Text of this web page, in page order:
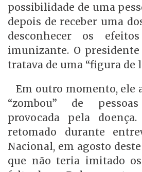
possibilidade de uma
depois de receber uma
desconhecer os
imunizante. O
tratava de uma “figura de
Em outro momento, ele
“zombou” de
provocada pela
retomado durante
Nacional, em agosto
que não teria imitado